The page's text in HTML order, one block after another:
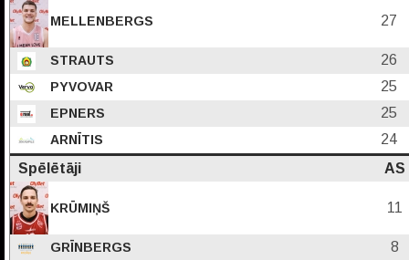
MELLENBERGS 27
STRAUTS 26
PYVOVAR 25
EPNERS 25
ARNĪTIS
24
Spēlētāji
AS
KRŪMIŅŠ 11
GRĪNBERGS 8